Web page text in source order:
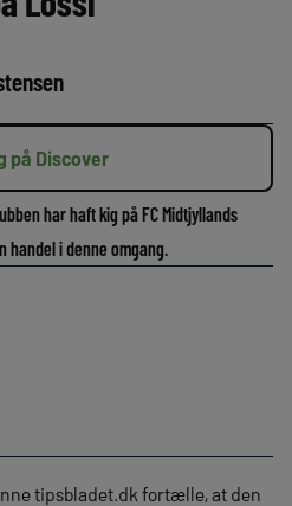
på Discover
har haft kig på FC Midtjyllands
handel i denne omgang.
tipsbladet.dk fortælle, at den